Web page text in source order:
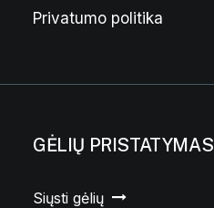
Privatumo politika
GĖLIŲ PRISTATYMAS
Siųsti gėlių